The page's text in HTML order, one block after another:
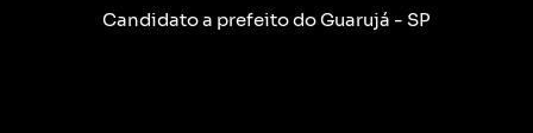
Candidato a prefeito do Guarujá - SP